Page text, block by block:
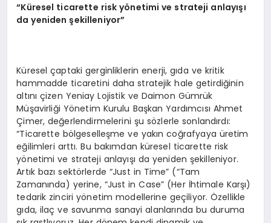
“Küresel ticarette risk yönetimi ve strateji anlayışı
da yeniden şekilleniyor”
Küresel çaptaki gerginliklerin enerji, gıda ve kritik
hammadde ticaretini daha stratejik hale getirdiğinin
altını çizen Yeniay Lojistik ve Daimon Gümrük
Müşavirliği Yönetim Kurulu Başkan Yardımcısı Ahmet
Çimer, değerlendirmelerini şu sözlerle sonlandırdı:
“Ticarette bölgeselleşme ve yakın coğrafyaya üretim
eğilimleri arttı. Bu bakımdan küresel ticarette risk
yönetimi ve strateji anlayışı da yeniden şekilleniyor.
Artık bazı sektörlerde “Just in Time” (“Tam
Zamanında) yerine, “Just in Case” (Her İhtimale Karşı)
tedarik zinciri yönetim modellerine geçiliyor. Özellikle
gıda, ilaç ve savunma sanayi alanlarında bu duruma